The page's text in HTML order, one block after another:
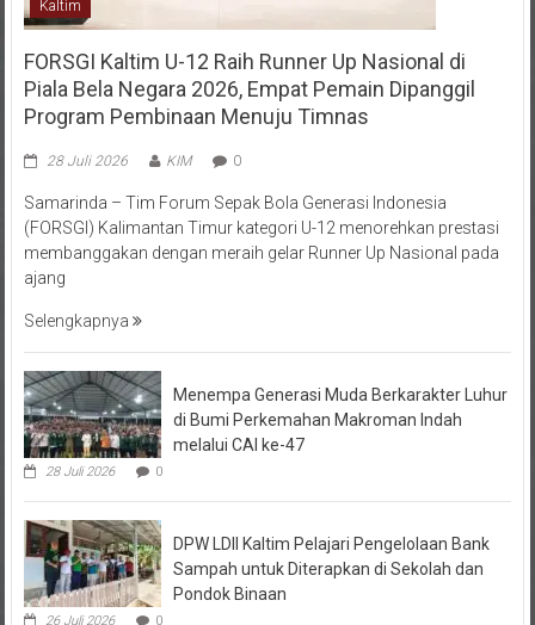
FORSGI Kaltim U-12 Raih Runner Up Nasional di
Piala Bela Negara 2026, Empat Pemain Dipanggil
Program Pembinaan Menuju Timnas
(FORSGI) Kalimantan Timur kategori U-12 menorehkan prestasi
membanggakan dengan meraih gelar Runner Up Nasional pada
ajang
di Bumi Perkemahan Makroman Indah
melalui CAI ke-47
28 Juli 2026 0
Sampah untuk Diterapkan di Sekolah dan
Pondok Binaan
26 Juli 2026 0